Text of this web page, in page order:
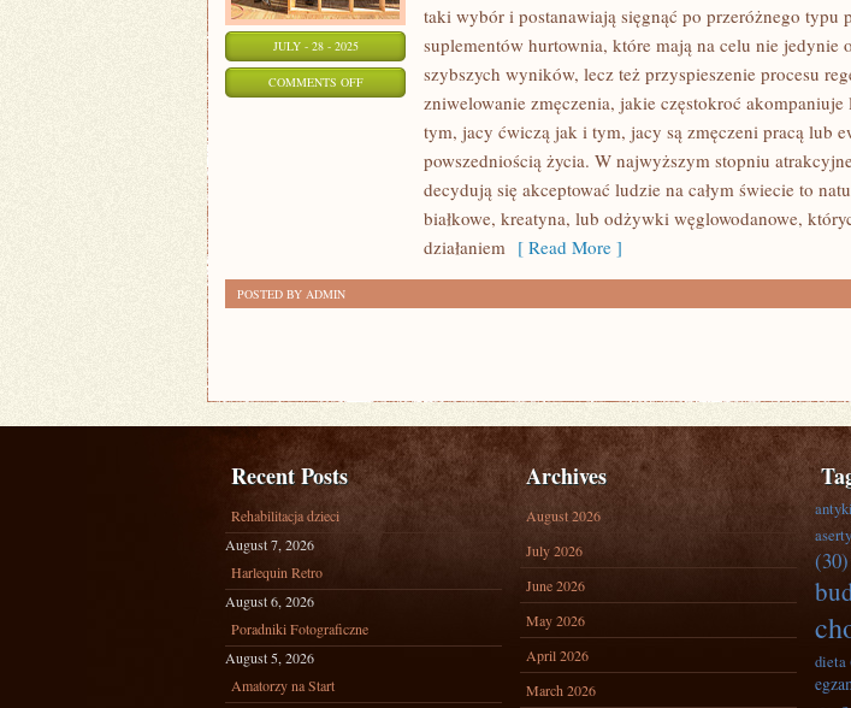
JULY - 28 - 2025
COMMENTS OFFON
taki wybór i postanawiają sięgnąć po przeróżnego typu
suplementów hurtownia, które mają na celu nie jedynie
szybszych wyników, lecz też przyspieszenie procesu
zniwelowanie zmęczenia, jakie częstokroć
tym, jacy ćwiczą jak i tym, jacy są zmęczeni pracą lub
powszedniością życia. W najwyższym stopniu
decydują się akceptować ludzie na całym świecie to
białkowe, kreatyna, lub odżywki węglowodanowe,
działaniem [ Read More ]
POSTED BY ADMIN
Recent Posts
Rehabilitacja dzieci
August 7, 2026
Harlequin Retro
August 6, 2026
Poradniki Fotograficzne
August 5, 2026
Amatorzy na Start
Archives
August 2026
July 2026
June 2026
May 2026
April 2026
March 2026
antyki
(30)
dieta